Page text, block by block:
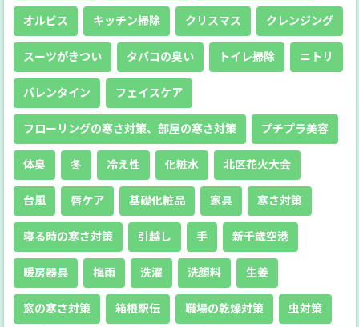
オルビス キッチン掃除 クリスマス クレンジング
スーツがきつい タバコの臭い トイレ掃除 ニトリ
バレンタイン フェイスケア
フローリングの寒さ対策、部屋の寒さ対策 プチプラ美容
体臭 冬 冷え性 化粧水 北区花火大会
台風 唇ケア 基礎化粧品 家具 寒さ対策
寝る時の寒さ対策 引越し 手 新千歳空港
暖房器具 梅雨 洗濯 洗顔料 生姜
窓の寒さ対策 箱根駅伝 職場の乾燥対策 虫対策